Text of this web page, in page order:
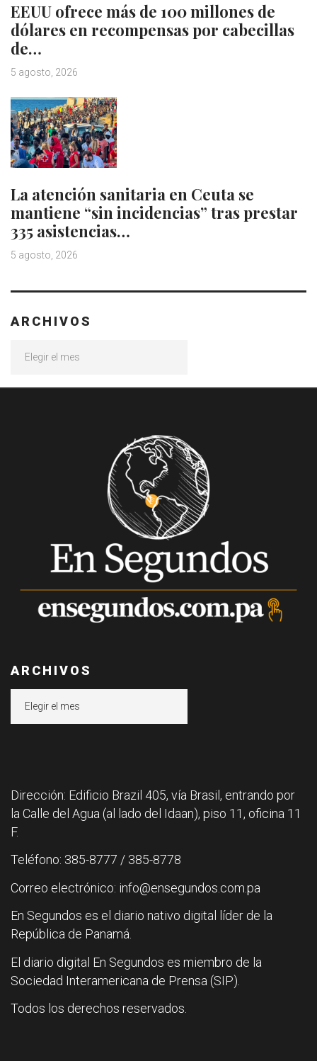
EEUU ofrece más de 100 millones de
dólares en recompensas por cabecillas
de…
5 agosto, 2026
La atención sanitaria en Ceuta se
mantiene “sin incidencias” tras prestar
335 asistencias…
5 agosto, 2026
ARCHIVOS
ARCHIVOS
Dirección: Edificio Brazil 405, vía Brasil, entrando por
la Calle del Agua (al lado del Idaan), piso 11, oficina 11
F.
Teléfono: 385-8777 / 385-8778
Correo electrónico: info@ensegundos.com.pa
En Segundos es el diario nativo digital líder de la
República de Panamá.
El diario digital En Segundos es miembro de la
Sociedad Interamericana de Prensa (SIP).
Todos los derechos reservados.